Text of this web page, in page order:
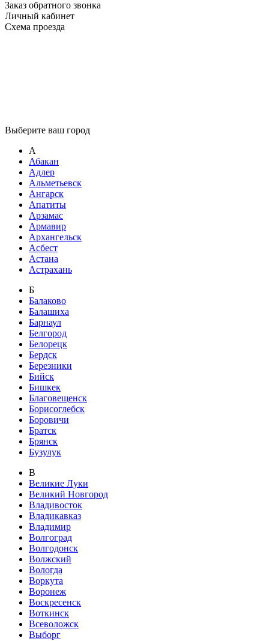
Заказ обратного звонка
Личный кабинет
Схема проезда
Выберите ваш город
А
Абакан
Адлер
Альметьевск
Ангарск
Апатиты
Арзамас
Армавир
Архангельск
Асбест
Астана
Астрахань
Б
Балаково
Балашиха
Барнаул
Белгород
Белорецк
Бердск
Березники
Бийск
Бишкек
Благовещенск
Борисоглебск
Боровичи
Братск
Брянск
Бузулук
В
Великие Луки
Великий Новгород
Владивосток
Владикавказ
Владимир
Волгоград
Волгодонск
Волжский
Вологда
Воркута
Воронеж
Воскресенск
Воткинск
Всеволожск
Выборг